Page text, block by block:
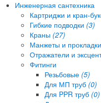
Инженерная сантехника
Картриджи и кран-
Гибкие подводки (3)
Краны (27)
Манжеты и прокладки
Отражатели и
Фитинги
Резьбовые (5)
Для МП труб (0)
Для PPR труб (0)